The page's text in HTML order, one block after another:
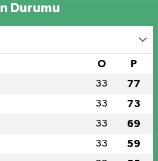
Durumu
O P
33 77
33 73
33 69
33 59